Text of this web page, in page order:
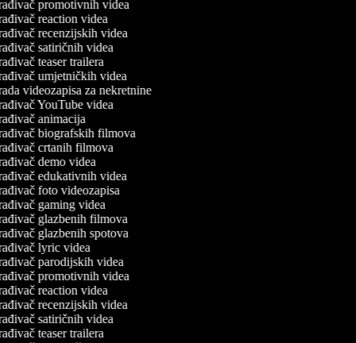
promotivnih videa
reaction videa
recenzijskih videa
satiričnih videa
teaser trailera
umjetničkih videa
videozapisa za nekretnine
YouTube videa
animacija
biografskih filmova
crtanih filmova
demo videa
edukativnih videa
foto videozapisa
gaming videa
glazbenih filmova
glazbenih spotova
lyric videa
parodijskih videa
promotivnih videa
reaction videa
recenzijskih videa
satiričnih videa
teaser trailera